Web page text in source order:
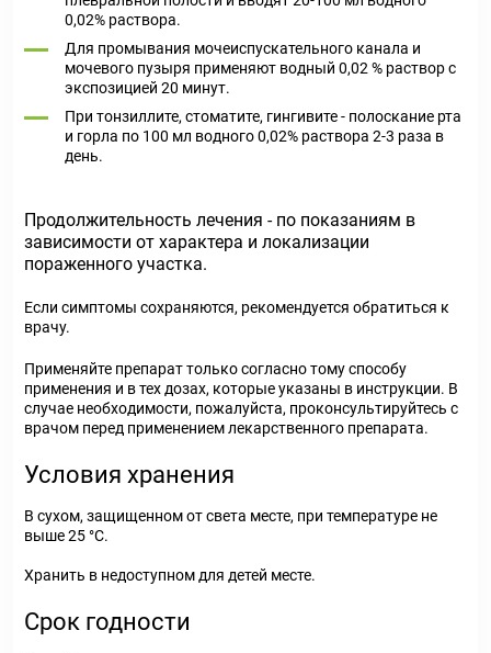
0,02% раствора.
Для промывания мочеиспускательного канала и
мочевого пузыря применяют водный 0,02 % раствор с
экспозицией 20 минут.
При тонзиллите, стоматите, гингивите - полоскание рта
и горла по 100 мл водного 0,02% раствора 2-3 раза в
день.
Продолжительность лечения - по показаниям в
зависимости от характера и локализации
пораженного участка.
Если симптомы сохраняются, рекомендуется обратиться к
врачу.
Применяйте препарат только согласно тому способу
применения и в тех дозах, которые указаны в инструкции. В
случае необходимости, пожалуйста, проконсультируйтесь с
врачом перед применением лекарственного препарата.
Условия хранения
В сухом, защищенном от света месте, при температуре не
выше 25 °С.
Хранить в недоступном для детей месте.
Срок годности